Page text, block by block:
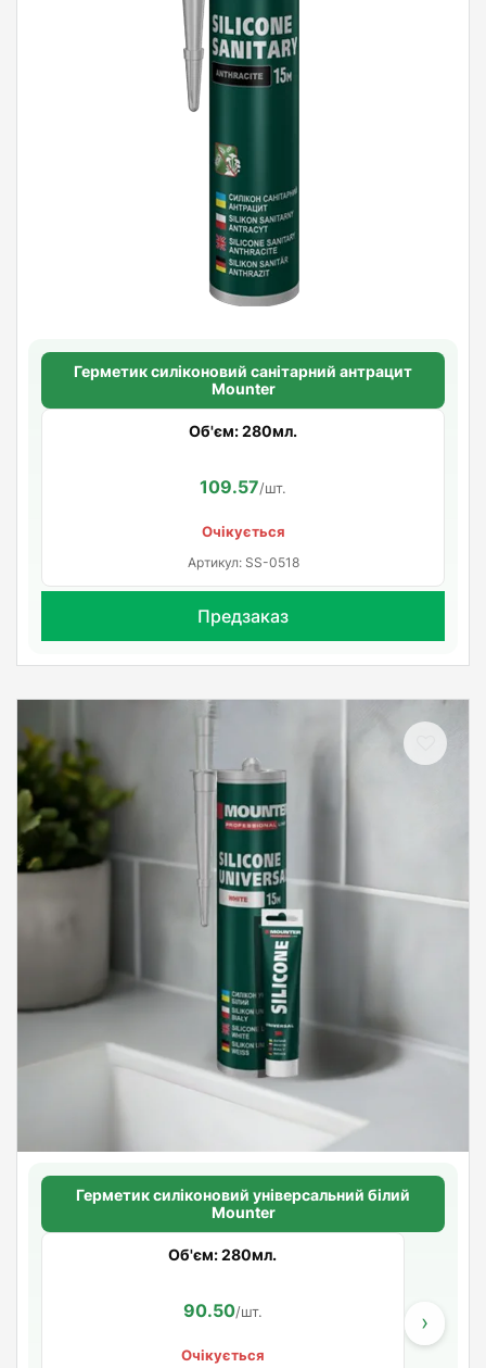
Герметик силіконовий санітарний антрацит
Mounter
Об'єм: 280мл.
109.57/шт.
Очікується
Артикул: SS-0518
Предзаказ
Герметик силіконовий універсальний білий
Mounter
Об'єм: 280мл.
90.50/шт.
Очікується
›